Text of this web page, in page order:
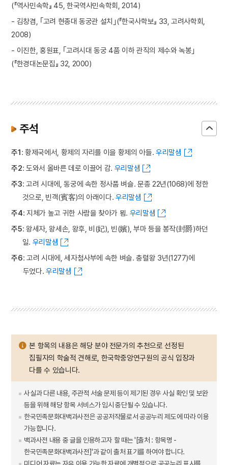
(『역사민속학』 45, 한국역사민속학회, 2014)
- 김창겸, ｢고려 현종대 동궁관 설치｣(『한국사학보』 33, 고려사학회,
2008)
- 이진한, 홍원표, ｢고려시대 동궁 4품 이하 관직의 제수와 녹봉｣
(『한경대논문집』 32, 2000)
주석
주1: 황제국에서, 황제의 자리를 이을 황제의 아들. 우리말샘
주2: 도와서 올바른 데로 이끌어 감. 우리말샘
주3: 고려 시대에, 동궁에 속한 정사품 벼슬. 문종 22년(1068)에 정한
것으로, 빈객(賓客)의 아래이다.우리말샘
주4: 지체가 높고 귀한 사람을 찾아가 뵘. 우리말샘
주5: 왕세자, 왕세손, 왕후, 비(妃), 빈(嬪), 부마 등을 봉작(封爵)하던
일. 우리말샘
주6: 고려 시대에, 세자첨사부에 속한 벼슬. 충렬왕 3년(1277)에
두었다. 우리말샘
본 항목의 내용은 해당 분야 전문가의 추천으로 선정된
집필자의 학술적 견해로, 한국학중앙연구원의 공식 입장과
다를 수 있습니다.
사실과 다른 내용, 주관적 서술 문제 등이 제기된 경우 사실 확인 및 보완
등을 위해 해당 항목 서비스가 임시 중단될 수 있습니다.
한국민족문화대백과사전은 공공저작물로서 공공누리 제도에 따라 이용
가능합니다.
백과사전 내용 중 글을 인용하고자 할 때는 '[출처 : 항목명 -
한국민족문화대백과사전]'과 같이 출처 표기를 하여야 합니다.
미디어 자료는 자유 이용 가능한 자료에 개별적으로 공공누리 표시를